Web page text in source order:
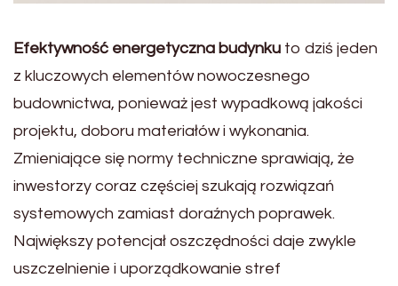
Efektywność energetyczna budynku to dziś jeden
z kluczowych elementów nowoczesnego
budownictwa, ponieważ jest wypadkową jakości
projektu, doboru materiałów i wykonania.
Zmieniające się normy techniczne sprawiają, że
inwestorzy coraz częściej szukają rozwiązań
systemowych zamiast doraźnych poprawek.
Największy potencjał oszczędności daje zwykle
uszczelnienie i uporządkowanie stref